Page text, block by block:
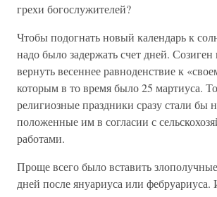
грехи богослужителей?
Чтобы подогнать новый календарь к
надо было задержать счет дней.
вернуть весеннее равноденствие к
которым в то время было 25 мартиуса.
религиозные праздники сразу стали бы
положенные им в согласии с
работами.
Проще всего было вставить
дней после януариуса или фебруариуса.